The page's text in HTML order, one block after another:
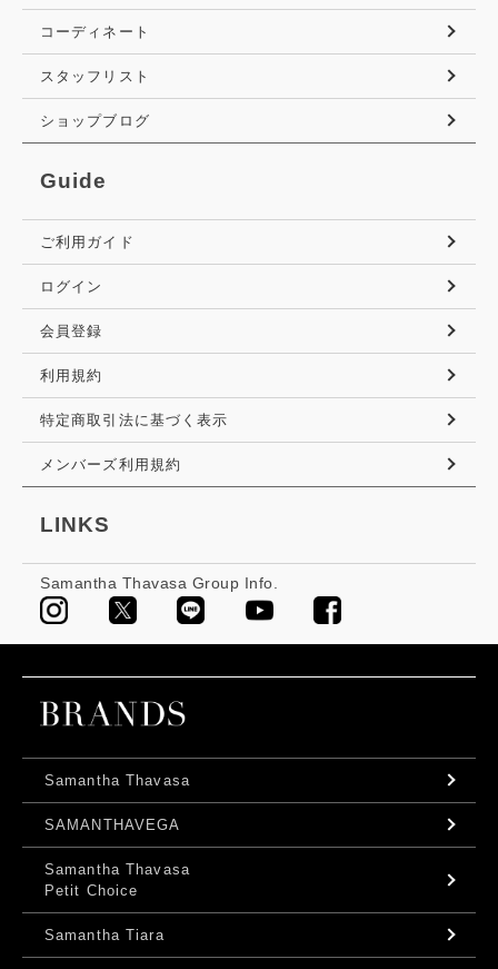
コーディネート
スタッフリスト
ショップブログ
Guide
ご利用ガイド
ログイン
会員登録
利用規約
特定商取引法に基づく表示
メンバーズ利用規約
LINKS
Samantha Thavasa Group Info.
Samantha Thavasa
SAMANTHAVEGA
Samantha Thavasa
Petit Choice
Samantha Tiara